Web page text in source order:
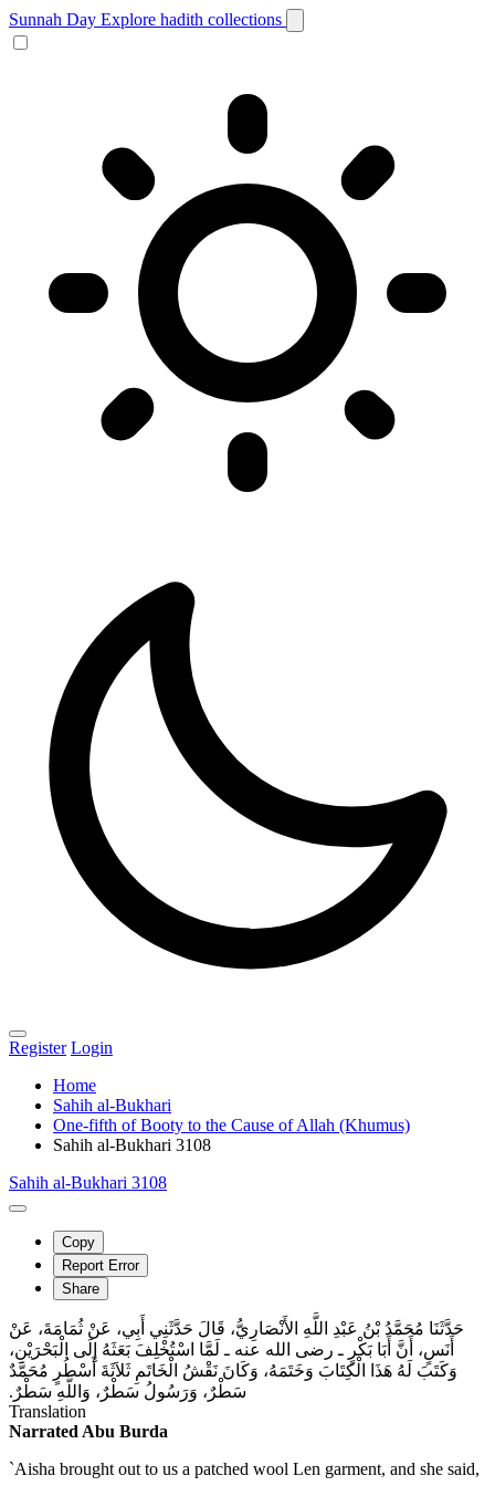
Sunnah Day Explore hadith collections
Register Login
Home
Sahih al-Bukhari
One-fifth of Booty to the Cause of Allah (Khumus)
Sahih al-Bukhari 3108
Sahih al-Bukhari 3108
Copy
Report Error
Share
حَدَّثَنَا مُحَمَّدُ بْنُ عَبْدِ اللَّهِ الأَنْصَارِيُّ، قَالَ حَدَّثَنِي أَبِي، عَنْ ثُمَامَةَ، عَنْ
أَنَسٍ، أَنَّ أَبَا بَكْرٍ ـ رضى الله عنه ـ لَمَّا اسْتُخْلِفَ بَعَثَهُ إِلَى الْبَحْرَيْنِ،
وَكَتَبَ لَهُ هَذَا الْكِتَابَ وَخَتَمَهُ، وَكَانَ نَقْشُ الْخَاتَمِ ثَلاَثَةَ أَسْطُرٍ مُحَمَّدٌ
سَطْرٌ، وَرَسُولُ سَطْرٌ، وَاللَّهِ سَطْرٌ‏.‏
Translation
Narrated Abu Burda
`Aisha brought out to us a patched wool Len garment, and she said,